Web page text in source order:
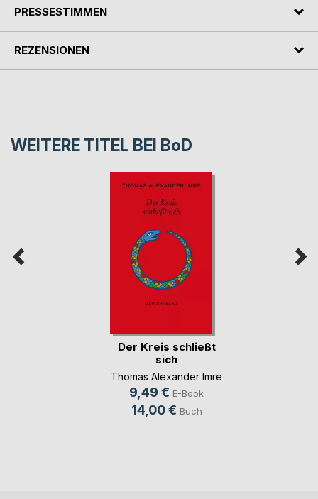
PRESSESTIMMEN
REZENSIONEN
WEITERE TITEL BEI BoD
Der Kreis schließt
sich
Thomas Alexander Imre
9,49 € E-Book
14,00 € Buch